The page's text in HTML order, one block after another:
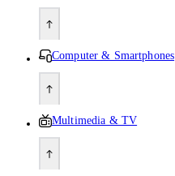
Computer & Smartphones
Multimedia & TV